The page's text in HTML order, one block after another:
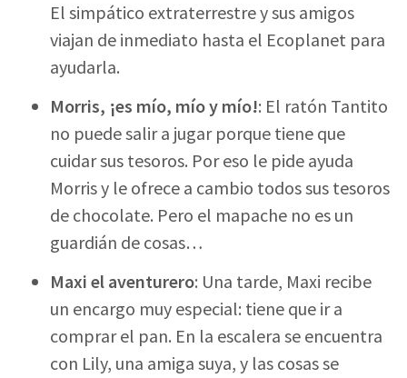
El simpático extraterrestre y sus amigos
viajan de inmediato hasta el Ecoplanet para
ayudarla.
Morris, ¡es mío, mío y mío!: El ratón Tantito
no puede salir a jugar porque tiene que
cuidar sus tesoros. Por eso le pide ayuda
Morris y le ofrece a cambio todos sus tesoros
de chocolate. Pero el mapache no es un
guardián de cosas…
Maxi el aventurero: Una tarde, Maxi recibe
un encargo muy especial: tiene que ir a
comprar el pan. En la escalera se encuentra
con Lily, una amiga suya, y las cosas se